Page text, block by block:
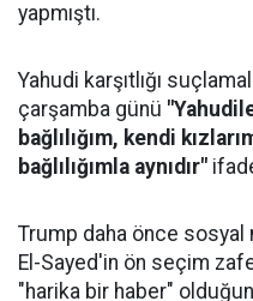
yapmıştı.
Yahudi karşıtlığı
çarşamba günü
bağlılığım, kendi
bağlılığımla aynıdır"
Trump daha önce sosyal
El-Sayed'in ön seçim
"harika bir haber"